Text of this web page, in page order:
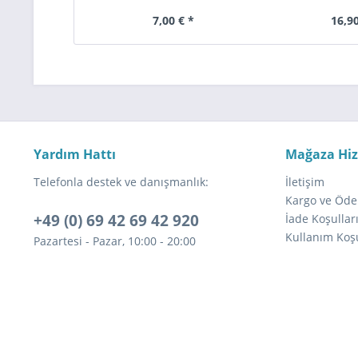
7,00 € *
Yardım Hattı
Telefonla destek ve danışmanlık:
+49 (0) 69 42 69 42 920
Pazartesi - Pazar, 10:00 - 20:00
Mağaza
İletişim
Kargo ve
İade Koşulları
Kullanım